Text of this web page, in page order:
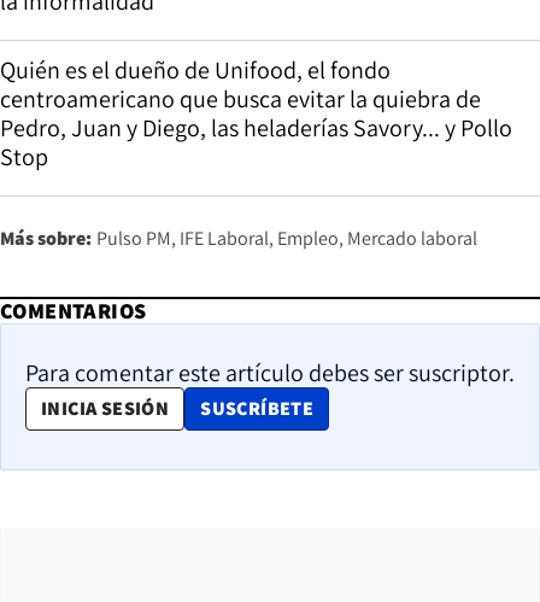
Quién es el dueño de Unifood, el fondo
centroamericano que busca evitar la quiebra de
Pedro, Juan y Diego, las heladerías Savory... y Pollo
Stop
Más sobre: Pulso PM IFE Laboral Empleo Mercado laboral
COMENTARIOS
Para comentar este artículo debes ser suscriptor.
INICIA SESIÓN SUSCRÍBETE
OPENS IN NEW WINDOW